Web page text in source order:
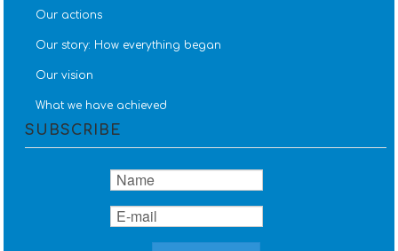
Our actions
Our story: How everything began
Our vision
What we have achieved
SUBSCRIBE